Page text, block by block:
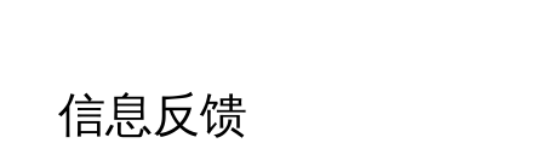
信息反馈